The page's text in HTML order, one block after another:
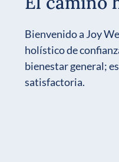
Bienvenido a Joy
holístico de
bienestar general;
satisfactoria.